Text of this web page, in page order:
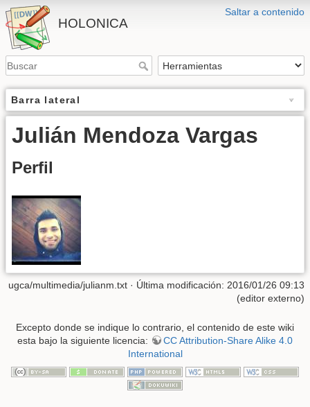
Saltar a contenido
HOLONICA
Barra lateral
Julián Mendoza Vargas
Perfil
ugca/multimedia/julianm.txt · Última modificación: 2016/01/26 09:13
(editor externo)
Excepto donde se indique lo contrario, el contenido de este wiki
esta bajo la siguiente licencia:
CC Attribution-Share Alike 4.0
International